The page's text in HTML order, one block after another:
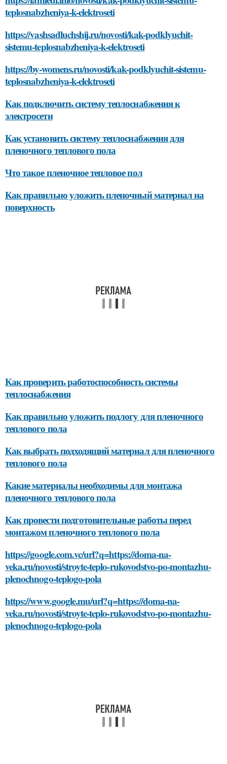
teplosnabzheniya-k-elektroseti
https://vashsadluchshij.ru/novosti/kak-podklyuchit-
sistemu-teplosnabzheniya-k-elektroseti
https://by-womens.ru/novosti/kak-podklyuchit-sistemu-
teplosnabzheniya-k-elektroseti
Как подключить систему теплоснабжения к
электросети
Как установить систему теплоснабжения для
пленочного теплового пола
Что такое пленочное тепловое пол
Как правильно уложить пленочный материал на
поверхность
Как проверить работоспособность системы
теплоснабжения
Как правильно уложить подлогу для пленочного
теплового пола
Как выбрать подходящий материал для пленочного
теплового пола
Какие материалы необходимы для монтажа
пленочного теплового пола
Как провести подготовительные работы перед
монтажом пленочного теплового пола
https://google.com.vc/url?q=https://doma-na-
veka.ru/novosti/stroyte-teplo-rukovodstvo-po-montazhu-
plenochnogo-teplogo-pola
https://www.google.mu/url?q=https://doma-na-
veka.ru/novosti/stroyte-teplo-rukovodstvo-po-montazhu-
plenochnogo-teplogo-pola